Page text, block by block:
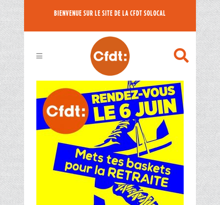
BIENVENUE SUR LE SITE DE LA CFDT SOLOCAL